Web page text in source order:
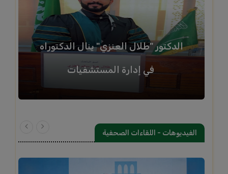
الدكتور "طلال العنزي" ينال الدكتوراه
في إدارة المستشفيات
الفيديوهات - اللقاءات الصحفية